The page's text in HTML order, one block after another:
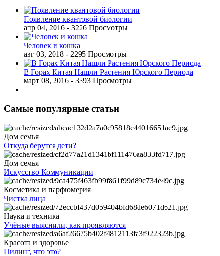
Появление квантовой биологии
апр 04, 2016 - 3226 Просмотры
Человек и кошка
авг 03, 2018 - 2295 Просмотры
В Горах Китая Нашли Растения Юрского Периода
март 08, 2016 - 3393 Просмотры
Самые популярные статьи
Дом семья
Откуда берутся дети?
Дом семья
Искусство Коммуникации
Косметика и парфюмерия
Чистка лица
Наука и техника
Учёные выяснили, как проявляются
Красота и здоровье
Пилинг, что это?